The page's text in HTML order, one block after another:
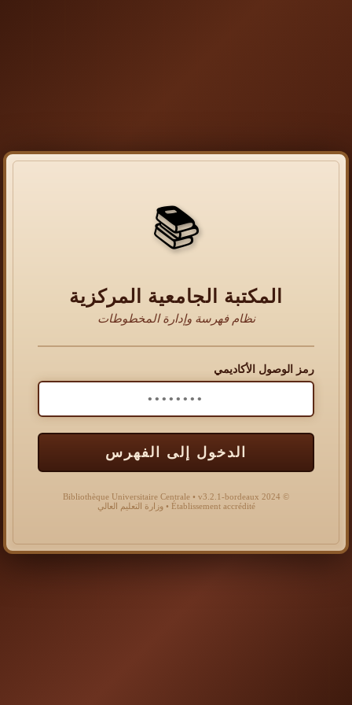
📚
المكتبة الجامعية المركزية
نظام فهرسة وإدارة المخطوطات
رمز الوصول الأكاديمي
الدخول إلى الفهرس
© 2024 Bibliothèque Universitaire Centrale • v3.2.1-bordeaux
Établissement accrédité • وزارة التعليم العالي